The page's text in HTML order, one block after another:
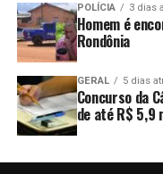
POLÍCIA 3 dias
Homem é
Rondônia
GERAL 5 dias
Concurso da
de até R$ 5,9